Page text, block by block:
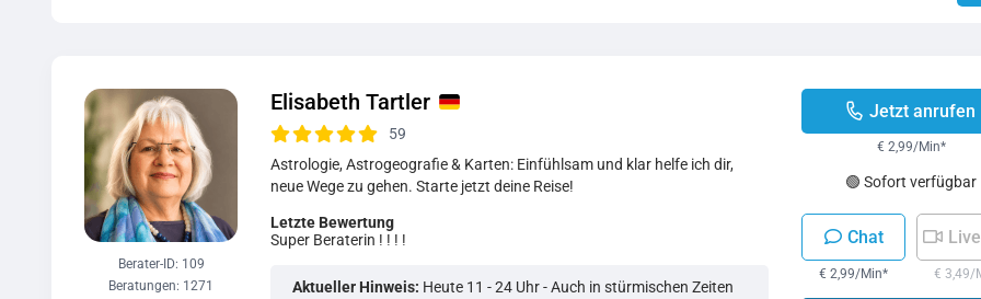
Elisabeth Tartler
59
Astrologie, Astrogeografie & Karten: Einfühlsam und klar helfe ich dir,
neue Wege zu gehen. Starte jetzt deine Reise!
Berater-ID: 109
Beratungen: 1271
Letzte Bewertung
Super Beraterin ! ! ! !
Jetzt anrufen
€ 2,99/Min*
🟢 Sofort verfügbar
Chat
€ 2,99/Min* € 3,49/
Aktueller Hinweis: Heute 11 - 24 Uhr - Auch in stürmischen Zeiten